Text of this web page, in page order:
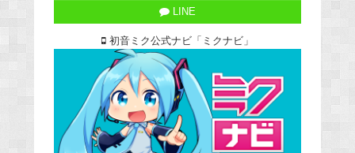
LINE
初音ミク公式ナビ「ミクナビ」